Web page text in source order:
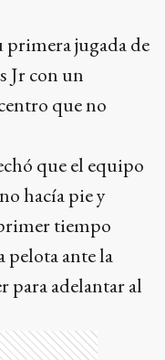
primera jugada de
Jr con un
que no
que el equipo
hacía pie y
tiempo
pelota ante la
para adelantar al